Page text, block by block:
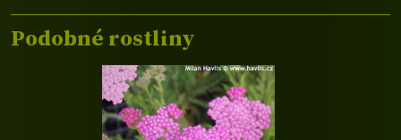
Podobné rostliny